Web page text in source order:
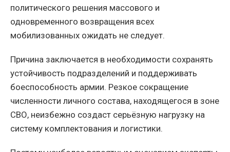
политического решения массового и
одновременного возвращения всех
мобилизованных ожидать не следует.
Причина заключается в необходимости сохранять
устойчивость подразделений и поддерживать
боеспособность армии. Резкое сокращение
численности личного состава, находящегося в зоне
СВО, неизбежно создаст серьёзную нагрузку на
систему комплектования и логистики.